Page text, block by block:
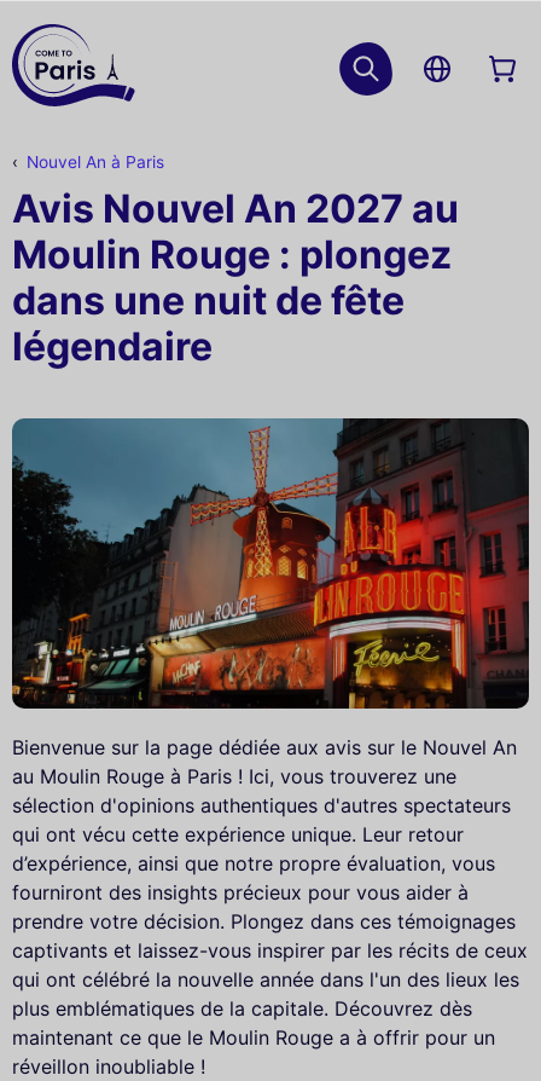
Nouvel An à Paris
Avis Nouvel An 2027 au
Moulin Rouge : plongez
dans une nuit de fête
légendaire
Bienvenue sur la page dédiée aux avis sur le Nouvel An
au Moulin Rouge à Paris ! Ici, vous trouverez une
sélection d'opinions authentiques d'autres spectateurs
qui ont vécu cette expérience unique. Leur retour
d’expérience, ainsi que notre propre évaluation, vous
fourniront des insights précieux pour vous aider à
prendre votre décision. Plongez dans ces témoignages
captivants et laissez-vous inspirer par les récits de ceux
qui ont célébré la nouvelle année dans l'un des lieux les
plus emblématiques de la capitale. Découvrez dès
maintenant ce que le Moulin Rouge a à offrir pour un
réveillon inoubliable !